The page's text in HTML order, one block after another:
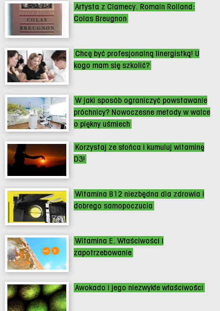
Artysta z Clamecy. Romain Rolland:
Colas Breugnon
Chcę być profesjonalną linergistką! U
kogo mam się szkolić?
W jaki sposób ograniczyć powstawanie
próchnicy? Nowoczesne metody w walce
o piękny uśmiech
Korzystaj ze słońca i kumuluj witaminę
D3!
Witamina B12 niezbędna dla zdrowia i
dobrego samopoczucia
Witamina E. Właściwości i
zapotrzebowanie
Awokado i jego niezwykłe właściwości